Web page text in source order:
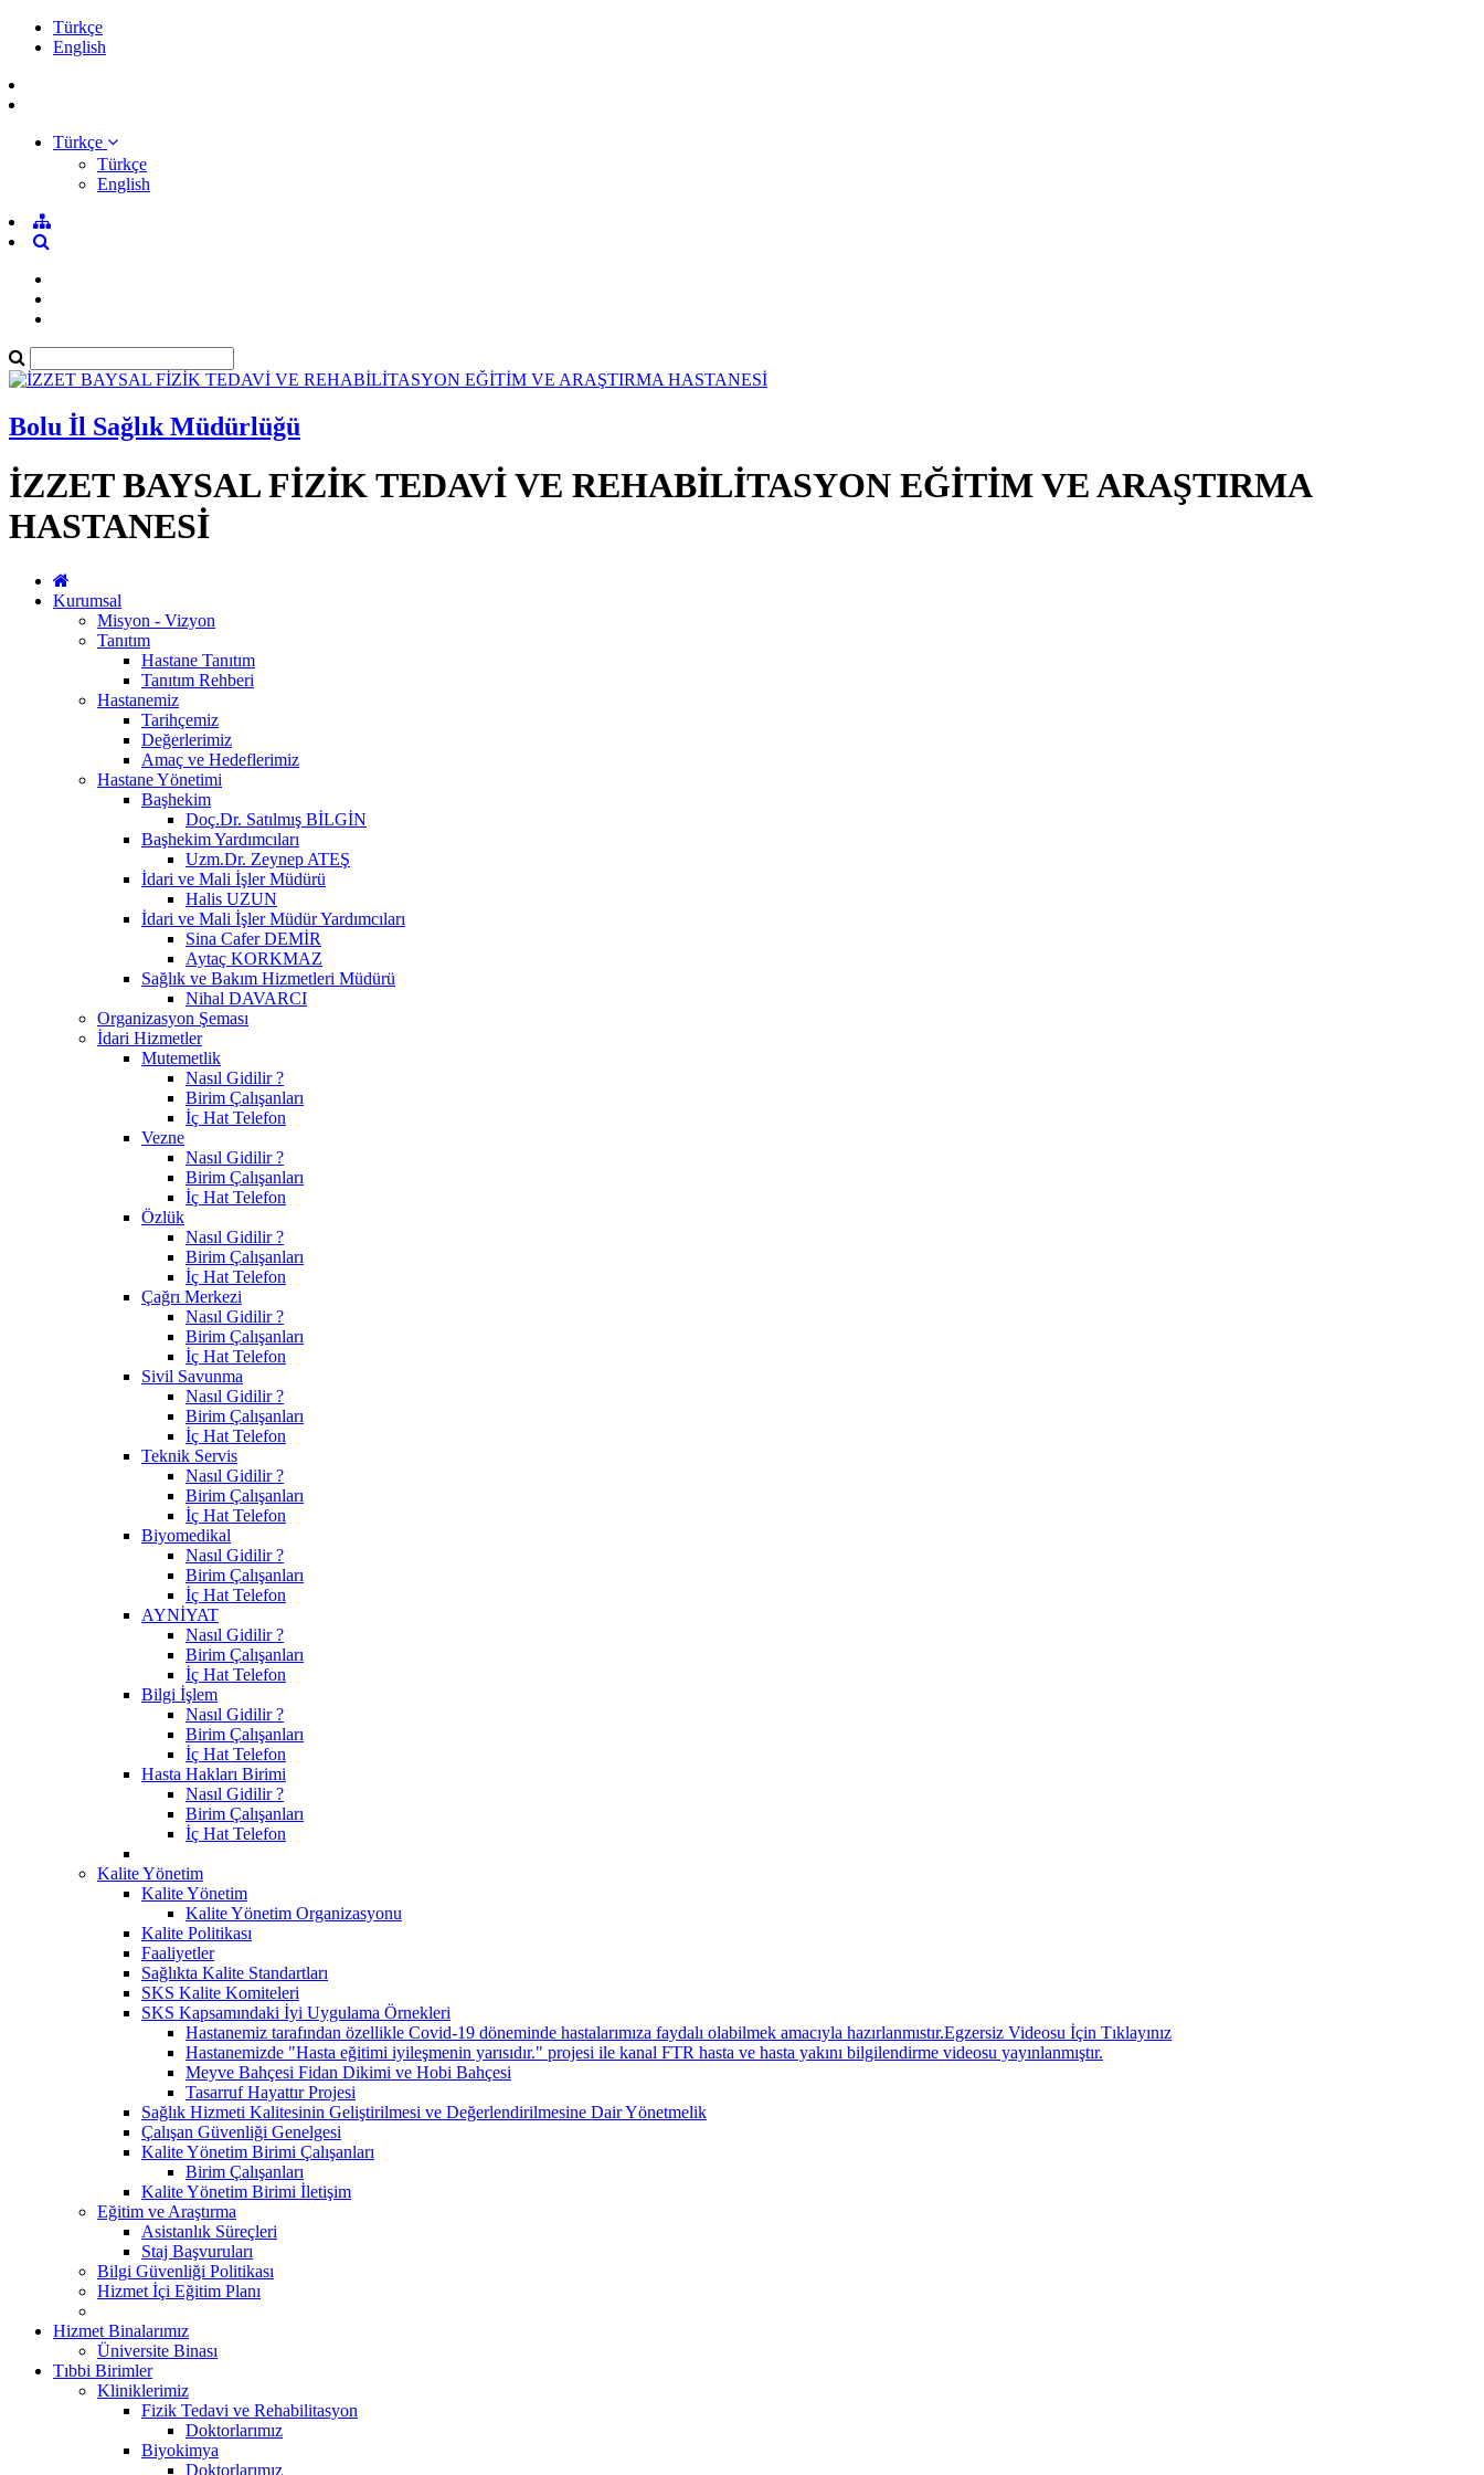
Türkçe
English
Türkçe
Türkçe
English
Bolu İl Sağlık Müdürlüğü
İZZET BAYSAL FİZİK TEDAVİ VE REHABİLİTASYON EĞİTİM VE ARAŞTIRMA
HASTANESİ
Kurumsal
Misyon - Vizyon
Tanıtım
Hastane Tanıtım
Tanıtım Rehberi
Hastanemiz
Tarihçemiz
Değerlerimiz
Amaç ve Hedeflerimiz
Hastane Yönetimi
Başhekim
Doç.Dr. Satılmış BİLGİN
Başhekim Yardımcıları
Uzm.Dr. Zeynep ATEŞ
İdari ve Mali İşler Müdürü
Halis UZUN
İdari ve Mali İşler Müdür Yardımcıları
Sina Cafer DEMİR
Aytaç KORKMAZ
Sağlık ve Bakım Hizmetleri Müdürü
Nihal DAVARCI
Organizasyon Şeması
İdari Hizmetler
Mutemetlik
Nasıl Gidilir ?
Birim Çalışanları
İç Hat Telefon
Vezne
Nasıl Gidilir ?
Birim Çalışanları
İç Hat Telefon
Özlük
Nasıl Gidilir ?
Birim Çalışanları
İç Hat Telefon
Çağrı Merkezi
Nasıl Gidilir ?
Birim Çalışanları
İç Hat Telefon
Sivil Savunma
Nasıl Gidilir ?
Birim Çalışanları
İç Hat Telefon
Teknik Servis
Nasıl Gidilir ?
Birim Çalışanları
İç Hat Telefon
Biyomedikal
Nasıl Gidilir ?
Birim Çalışanları
İç Hat Telefon
AYNİYAT
Nasıl Gidilir ?
Birim Çalışanları
İç Hat Telefon
Bilgi İşlem
Nasıl Gidilir ?
Birim Çalışanları
İç Hat Telefon
Hasta Hakları Birimi
Nasıl Gidilir ?
Birim Çalışanları
İç Hat Telefon
Kalite Yönetim
Kalite Yönetim
Kalite Yönetim Organizasyonu
Kalite Politikası
Faaliyetler
Sağlıkta Kalite Standartları
SKS Kalite Komiteleri
SKS Kapsamındaki İyi Uygulama Örnekleri
Hastanemiz tarafından özellikle Covid-19 döneminde hastalarımıza faydalı olabilmek amacıyla hazırlanmıstır.Egzersiz Videosu İçin Tıklayınız
Hastanemizde "Hasta eğitimi iyileşmenin yarısıdır." projesi ile kanal FTR hasta ve hasta yakını bilgilendirme videosu yayınlanmıştır.
Meyve Bahçesi Fidan Dikimi ve Hobi Bahçesi
Tasarruf Hayattır Projesi
Sağlık Hizmeti Kalitesinin Geliştirilmesi ve Değerlendirilmesine Dair Yönetmelik
Çalışan Güvenliği Genelgesi
Kalite Yönetim Birimi Çalışanları
Birim Çalışanları
Kalite Yönetim Birimi İletişim
Eğitim ve Araştırma
Asistanlık Süreçleri
Staj Başvuruları
Bilgi Güvenliği Politikası
Hizmet İçi Eğitim Planı
Hizmet Binalarımız
Üniversite Binası
Tıbbi Birimler
Kliniklerimiz
Fizik Tedavi ve Rehabilitasyon
Doktorlarımız
Biyokimya
Doktorlarımız